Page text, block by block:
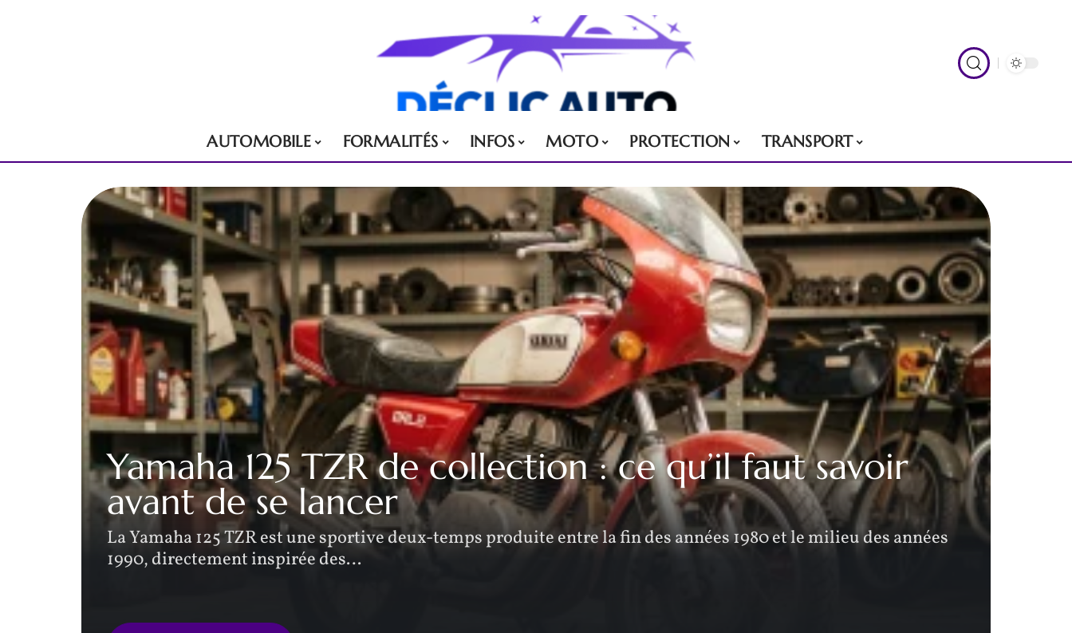
AUTOMOBILE FORMALITÉS INFOS MOTO PROTECTION TRANSPORT
Yamaha 125 TZR de collection : ce qu’il faut savoir
avant de se lancer
La Yamaha 125 TZR est une sportive deux-temps produite entre la fin des années 1980 et le milieu des années
1990, directement inspirée des…